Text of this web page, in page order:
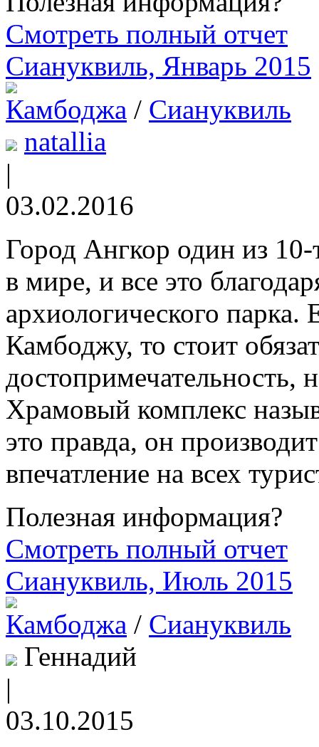
Смотреть полный отчет
Сиануквиль, Январь 2015
Камбоджа / Сиануквиль
natallia
|
03.02.2016
Город Ангкор один из
в мире, и все это
архиологического
Камбоджу, то стоит
достопримечательность,
Храмовый комплекс
это правда, он
впечатление на всех
Полезная информация?
Смотреть полный отчет
Сиануквиль, Июль 2015
Камбоджа / Сиануквиль
Геннадий
|
03.10.2015